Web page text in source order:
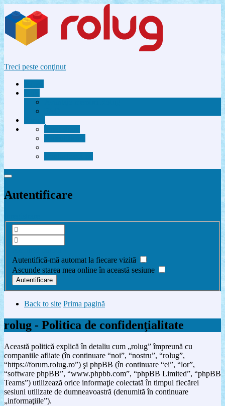
Treci peste conţinut
Autentificare
Autentifică-mă automat la fiecare vizită
Ascunde starea mea online în această sesiune
Back to site Prima pagină
rolug - Politica de confidenţialitate
Această politică explică în detaliu cum „rolug” împreună cu
companiile afliate (în continuare “noi”, “nostru”, “rolug”,
“https://forum.rolug.ro”) şi phpBB (în continuare “ei”, “lor”,
“software phpBB”, “www.phpbb.com”, “phpBB Limited”, “phpBB
Teams”) utilizează orice informaţie colectată în timpul fiecărei
sesiuni utilizate de dumneavoastră (denumită în continuare
„informaţiile”).